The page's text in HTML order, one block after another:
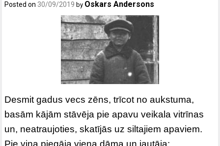
Posted on 30/09/2019 by Oskars Andersons
Desmit gadus vecs zēns, trīcot no aukstuma,
basām kājām stāvēja pie apavu veikala vitrīnas
un, neatraujoties, skatījās uz siltajiem apaviem.
Pie viņa piegāja viena dāma un jautāja: